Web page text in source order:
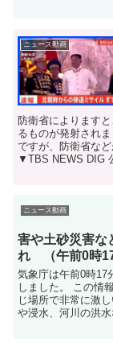
ニュース動画
防衛省によります
るものが発射され
ですが、防衛省な
▼TBS NEWS
ニュース動画
害や土砂災害な
れ （午前0時
気象庁は午前0時17
しました。 この情
じ場所で非常に激
や浸水、河川の洪